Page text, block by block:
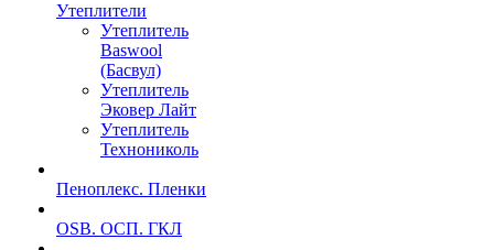
Утеплители
Утеплитель
Baswool
(Басвул)
Утеплитель
Эковер Лайт
Утеплитель
Технониколь
Пеноплекс. Пленки
OSB. ОСП. ГКЛ